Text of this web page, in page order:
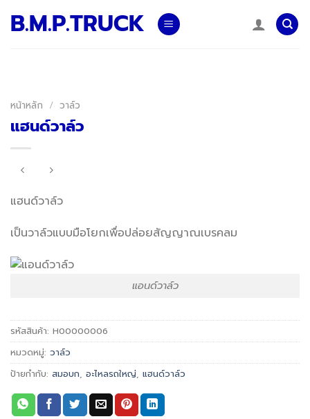
B.M.P.TRUCK
หน้าหลัก / วาล์ว
แฮนด์วาล์ว
แฮนด์วาล์ว
เป็นวาล์วแบบมือโยกเพื่อปล่อยสัญญาณเบรคลม
แอนด์วาล์ว
รหัสสินค้า: H00000006
หมวดหมู่: วาล์ว
ป้ายกำกับ: สมอบก อะไหลรถใหญ่ แฮนด์วาล์ว